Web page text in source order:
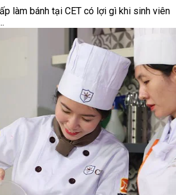
làm bánh tại CET có lợi gì khi sinh viên